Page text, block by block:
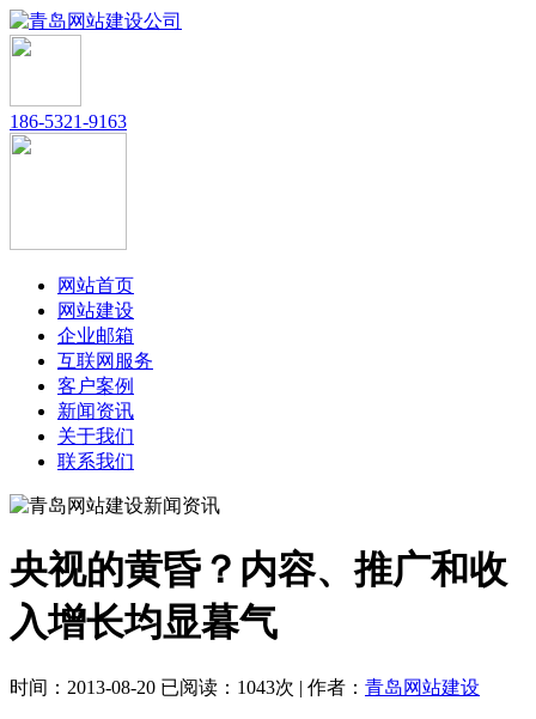
186-5321-9163
网站首页
网站建设
企业邮箱
互联网服务
客户案例
新闻资讯
关于我们
联系我们
央视的黄昏？内容、推广和收
入增长均显暮气
时间：2013-08-20 已阅读：1043次 | 作者： 青岛网站建设